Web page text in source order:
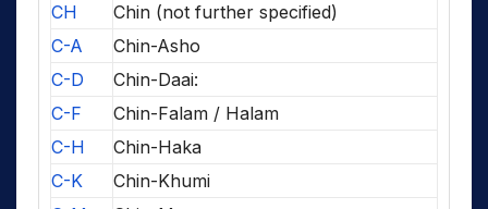
CH
Chin (not further specified)
C-A
Chin-Asho
C-D
Chin-Daai:
C-F
Chin-Falam / Halam
C-H
Chin-Haka
C-K
Chin-Khumi